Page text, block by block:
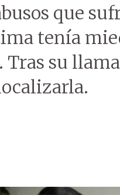
que
tenía
Tras su